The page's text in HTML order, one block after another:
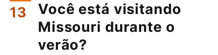
Você está visitando
Missouri durante o
verão?